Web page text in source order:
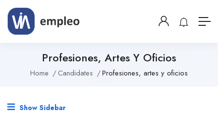
Profesiones, Artes Y Oficios
Home Candidates Profesiones, artes y oficios
Show Sidebar